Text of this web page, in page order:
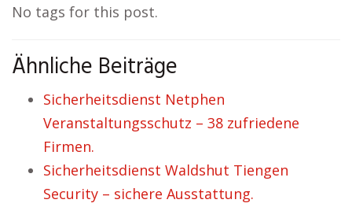
No tags for this post.
Ähnliche Beiträge
Sicherheitsdienst Netphen
Veranstaltungsschutz – 38 zufriedene
Firmen.
Sicherheitsdienst Waldshut Tiengen
Security – sichere Ausstattung.